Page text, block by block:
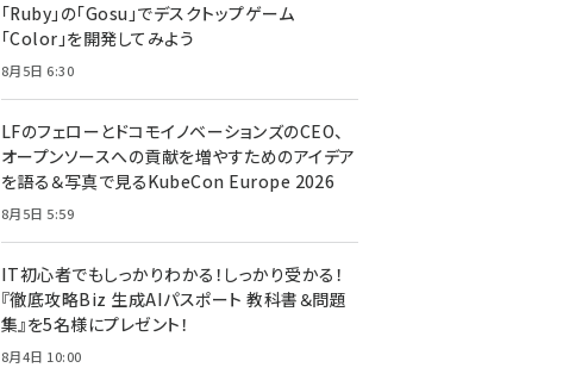
「Ruby」の「Gosu」でデスクトップゲーム
「Color」を開発してみよう
8月5日 6:30
LFのフェローとドコモイノベーションズのCEO、
オープンソースへの貢献を増やすためのアイデア
を語る＆写真で見るKubeCon Europe 2026
8月5日 5:59
IT初心者でもしっかりわかる！しっかり受かる！
『徹底攻略Biz 生成AIパスポート 教科書＆問題
集』を5名様にプレゼント！
8月4日 10:00